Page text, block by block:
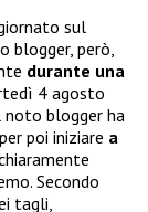
sul
blogger, però,
durante una
4 agosto
blogger ha
poi iniziare a
Secondo
tagli,